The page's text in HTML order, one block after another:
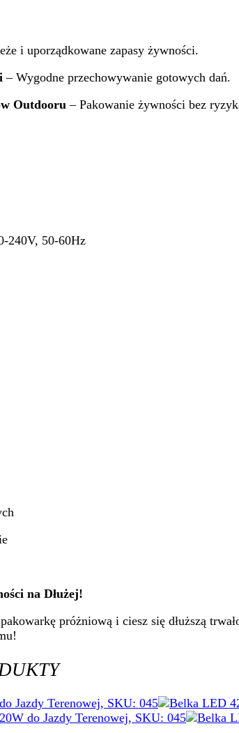
i uporządkowane zapasy żywności.
– Wygodne przechowywanie gotowych dań.
Outdooru – Pakowanie żywności bez
240V, 50-60Hz
na Dłużej!
próżniową i ciesz się dłuższą